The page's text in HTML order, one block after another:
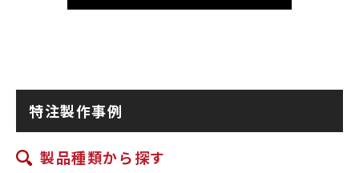
特注製作事例
製品種類から探す